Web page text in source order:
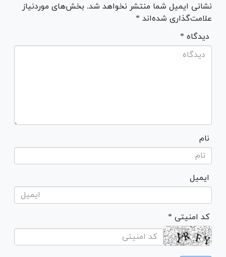
نشانی ایمیل شما منتشر نخواهد شد. بخش‌های موردنیاز
علامت‌گذاری شده‌اند *
* دیدگاه
نام
ایمیل
* کد امنیتی